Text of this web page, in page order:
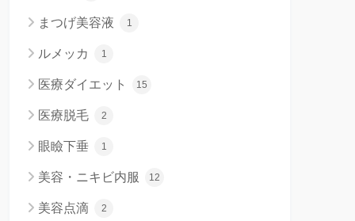
まつげ美容液 1
ルメッカ 1
医療ダイエット 15
医療脱毛 2
眼瞼下垂 1
美容・ニキビ内服 12
美容点滴 2